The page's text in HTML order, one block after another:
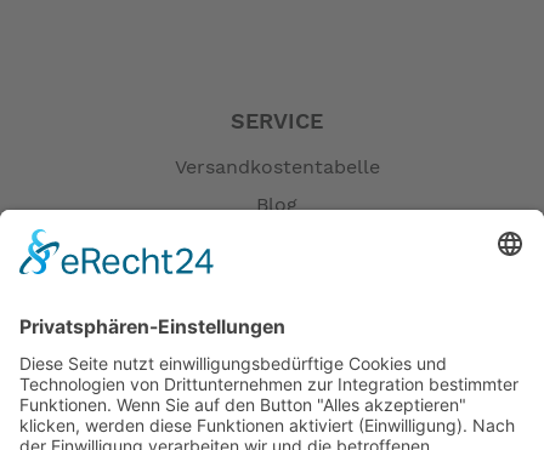
SERVICE
Versandkostentabelle
Blog
Erklärung zur Barrierefreiheit
AGB
Öffnungszeiten
Versandpartner
Verfügbarkeiten